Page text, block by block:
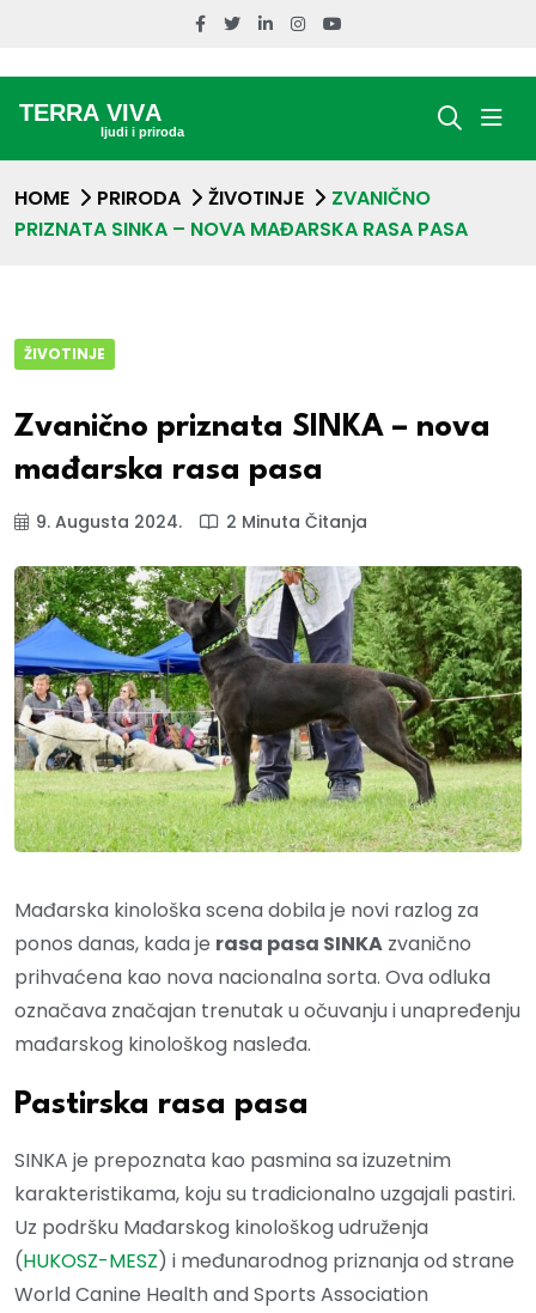
HOME PRIRODA ŽIVOTINJE
ZVANIČNO
PRIZNATA SINKA – NOVA MAĐARSKA RASA PASA
ŽIVOTINJE
Zvanično priznata SINKA – nova
mađarska rasa pasa
9. Augusta 2024. 2 Minuta Čitanja
Mađarska kinološka scena dobila je novi razlog za
ponos danas, kada je rasa pasa SINKA zvanično
prihvaćena kao nova nacionalna sorta. Ova odluka
označava značajan trenutak u očuvanju i unapređenju
mađarskog kinološkog nasleđa.
Pastirska rasa pasa
SINKA je prepoznata kao pasmina sa izuzetnim
karakteristikama, koju su tradicionalno uzgajali pastiri.
Uz podršku Mađarskog kinološkog udruženja
(HUKOSZ-MESZ) i međunarodnog priznanja od strane
World Canine Health and Sports Association